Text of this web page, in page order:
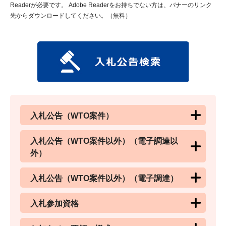
Readerが必要です。
Adobe Readerをお持ちでない方は、バナーのリンク
先からダウンロードしてください。（無料）
入札公告（WTO案件）
入札公告（WTO案件以外）（電子調達以
外）
入札公告（WTO案件以外）（電子調達）
入札参加資格